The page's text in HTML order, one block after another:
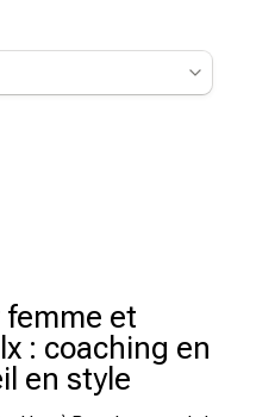
femme et
: coaching en
en style